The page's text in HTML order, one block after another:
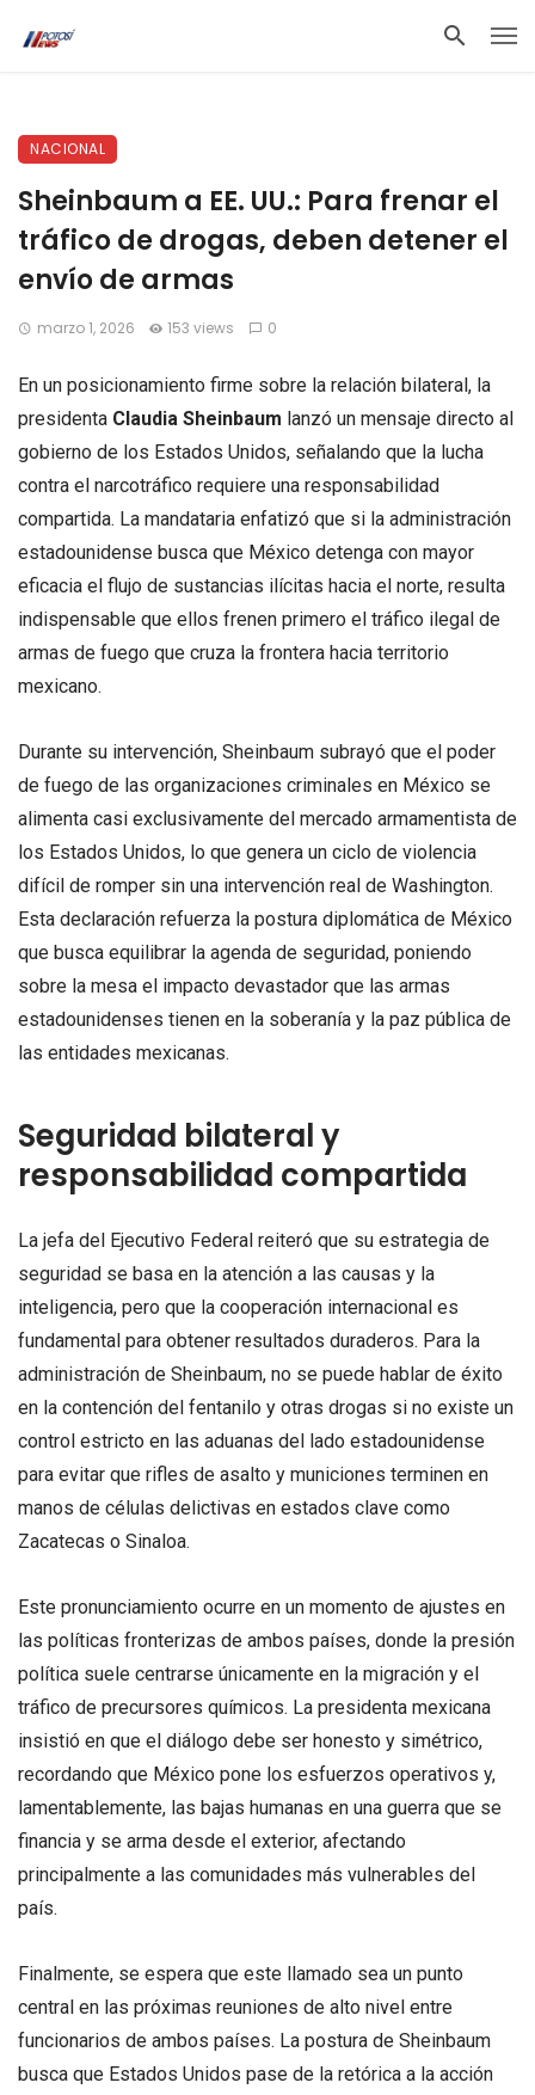
NACIONAL
Sheinbaum a EE. UU.: Para frenar el
tráfico de drogas, deben detener el
envío de armas
marzo 1, 2026 153 views 0
En un posicionamiento firme sobre la relación bilateral, la
presidenta Claudia Sheinbaum lanzó un mensaje directo al
gobierno de los Estados Unidos, señalando que la lucha
contra el narcotráfico requiere una responsabilidad
compartida. La mandataria enfatizó que si la administración
estadounidense busca que México detenga con mayor
eficacia el flujo de sustancias ilícitas hacia el norte, resulta
indispensable que ellos frenen primero el tráfico ilegal de
armas de fuego que cruza la frontera hacia territorio
mexicano.
Durante su intervención, Sheinbaum subrayó que el poder
de fuego de las organizaciones criminales en México se
alimenta casi exclusivamente del mercado armamentista de
los Estados Unidos, lo que genera un ciclo de violencia
difícil de romper sin una intervención real de Washington.
Esta declaración refuerza la postura diplomática de México
que busca equilibrar la agenda de seguridad, poniendo
sobre la mesa el impacto devastador que las armas
estadounidenses tienen en la soberanía y la paz pública de
las entidades mexicanas.
Seguridad bilateral y
responsabilidad compartida
La jefa del Ejecutivo Federal reiteró que su estrategia de
seguridad se basa en la atención a las causas y la
inteligencia, pero que la cooperación internacional es
fundamental para obtener resultados duraderos. Para la
administración de Sheinbaum, no se puede hablar de éxito
en la contención del fentanilo y otras drogas si no existe un
control estricto en las aduanas del lado estadounidense
para evitar que rifles de asalto y municiones terminen en
manos de células delictivas en estados clave como
Zacatecas o Sinaloa.
Este pronunciamiento ocurre en un momento de ajustes en
las políticas fronterizas de ambos países, donde la presión
política suele centrarse únicamente en la migración y el
tráfico de precursores químicos. La presidenta mexicana
insistió en que el diálogo debe ser honesto y simétrico,
recordando que México pone los esfuerzos operativos y,
lamentablemente, las bajas humanas en una guerra que se
financia y se arma desde el exterior, afectando
principalmente a las comunidades más vulnerables del
país.
Finalmente, se espera que este llamado sea un punto
central en las próximas reuniones de alto nivel entre
funcionarios de ambos países. La postura de Sheinbaum
busca que Estados Unidos pase de la retórica a la acción